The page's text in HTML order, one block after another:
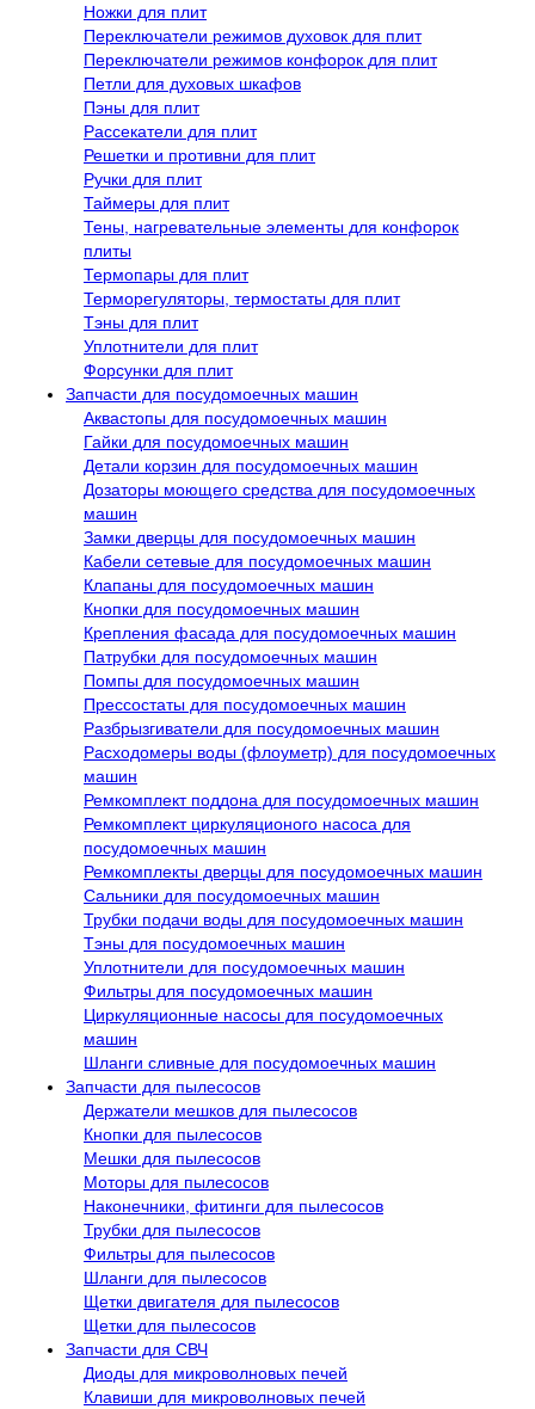
Ножки для плит
Переключатели режимов духовок для плит
Переключатели режимов конфорок для плит
Петли для духовых шкафов
Пэны для плит
Рассекатели для плит
Решетки и противни для плит
Ручки для плит
Таймеры для плит
Тены, нагревательные элементы для конфорок
плиты
Термопары для плит
Терморегуляторы, термостаты для плит
Тэны для плит
Уплотнители для плит
Форсунки для плит
Запчасти для посудомоечных машин
Аквастопы для посудомоечных машин
Гайки для посудомоечных машин
Детали корзин для посудомоечных машин
Дозаторы моющего средства для посудомоечных
машин
Замки дверцы для посудомоечных машин
Кабели сетевые для посудомоечных машин
Клапаны для посудомоечных машин
Кнопки для посудомоечных машин
Крепления фасада для посудомоечных машин
Патрубки для посудомоечных машин
Помпы для посудомоечных машин
Прессостаты для посудомоечных машин
Разбрызгиватели для посудомоечных машин
Расходомеры воды (флоуметр) для посудомоечных
машин
Ремкомплект поддона для посудомоечных машин
Ремкомплект циркуляционого насоса для
посудомоечных машин
Ремкомплекты дверцы для посудомоечных машин
Сальники для посудомоечных машин
Трубки подачи воды для посудомоечных машин
Тэны для посудомоечных машин
Уплотнители для посудомоечных машин
Фильтры для посудомоечных машин
Циркуляционные насосы для посудомоечных
машин
Шланги сливные для посудомоечных машин
Запчасти для пылесосов
Держатели мешков для пылесосов
Кнопки для пылесосов
Мешки для пылесосов
Моторы для пылесосов
Наконечники, фитинги для пылесосов
Трубки для пылесосов
Фильтры для пылесосов
Шланги для пылесосов
Щетки двигателя для пылесосов
Щетки для пылесосов
Запчасти для СВЧ
Диоды для микроволновых печей
Клавиши для микроволновых печей